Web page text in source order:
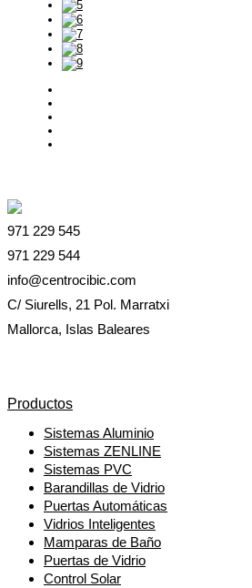
971 229 545
971 229 544
info@centrocibic.com
C/ Siurells, 21 Pol. Marratxi
Mallorca, Islas Baleares
Productos
Sistemas Aluminio
Sistemas ZENLINE
Sistemas PVC
Barandillas de Vidrio
Puertas Automáticas
Vidrios Inteligentes
Mamparas de Baño
Puertas de Vidrio
Control Solar